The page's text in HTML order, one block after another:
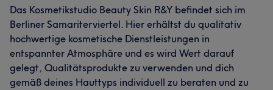
Das Kosmetikstudio Beauty Skin R&Y befindet sich im
Berliner Samariterviertel. Hier erhältst du qualitativ
hochwertige kosmetische Dienstleistungen in
entspannter Atmosphäre und es wird Wert darauf
gelegt, Qualitätsprodukte zu verwenden und dich
gemäß deines Hauttyps individuell zu beraten und zu